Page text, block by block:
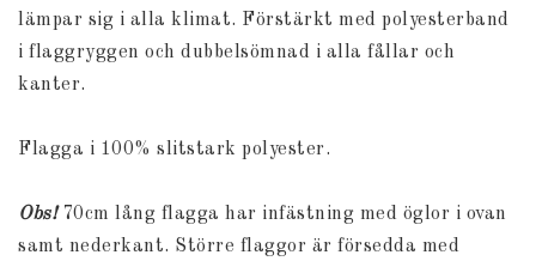
lämpar sig i alla klimat. Förstärkt med polyesterband
i flaggryggen och dubbelsömnad i alla fållar och
kanter.
Flagga i 100% slitstark polyester.
Obs!70cm lång flagga har infästning med öglor i ovan
samt nederkant. Större flaggor är försedda med